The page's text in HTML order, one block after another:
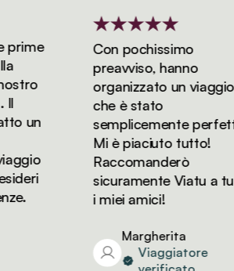
un
Con pochissimo
preavviso, hanno
organizzato un viaggio
che è stato
semplicemente perfetto.
Mi è piaciuto tutto!
Raccomanderò
sicuramente Viatu a tutti
i miei amici!
Margherita
Viaggiatore